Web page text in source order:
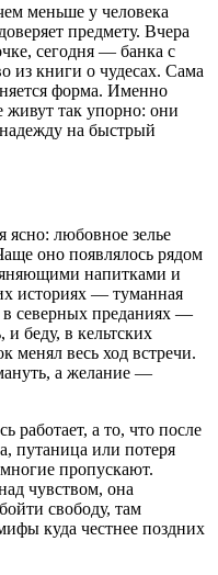
меньше у человека
предмету. Вчера
сегодня — банка с
из книги о чудесах. Сама
форма. Именно
живут так упорно: они
на быстрый
ясно: любовное зелье
оно появлялось рядом
напитками и
историях — туманная
в северных преданиях —
и беду, в кельтских
менял весь ход встречи.
а желание —
работает, а то, что после
путаница или потеря
пропускают.
чувством, она
свободу, там
куда честнее поздних